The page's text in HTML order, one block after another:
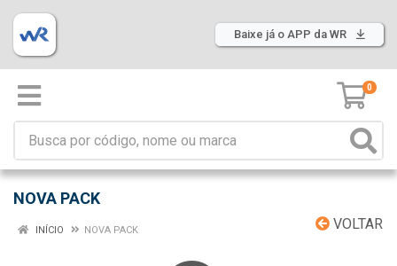
Baixe já o APP da WR
0
NOVA PACK
VOLTAR
INÍCIO NOVA PACK